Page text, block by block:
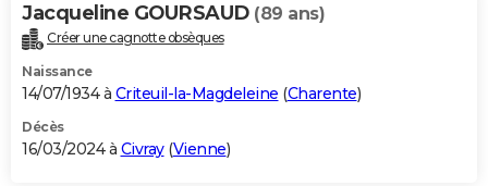
Jacqueline GOURSAUD (89 ans)
Créer une cagnotte obsèques
Naissance
14/07/1934 à Criteuil-la-Magdeleine (Charente)
Décès
16/03/2024 à Civray(Vienne)